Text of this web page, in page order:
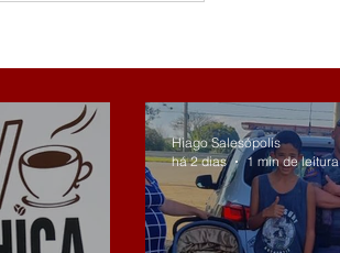
Hiago Salesópolis
há 2 dias
1 min de leitura